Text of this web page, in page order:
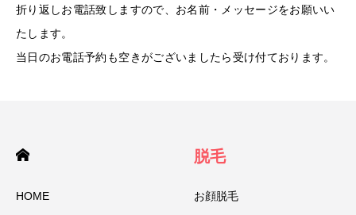
折り返しお電話致しますので、お名前・メッセージをお願いい
たします。
当日のお電話予約も空きがございましたら受け付ております。
HOME
脱毛
お顔脱毛